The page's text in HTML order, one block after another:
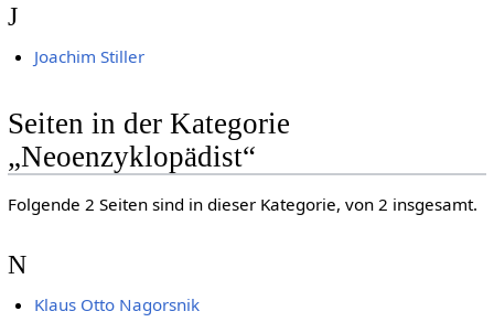
J
Joachim Stiller
Seiten in der Kategorie
„Neoenzyklopädist“
Folgende 2 Seiten sind in dieser Kategorie, von 2 insgesamt.
N
Klaus Otto Nagorsnik